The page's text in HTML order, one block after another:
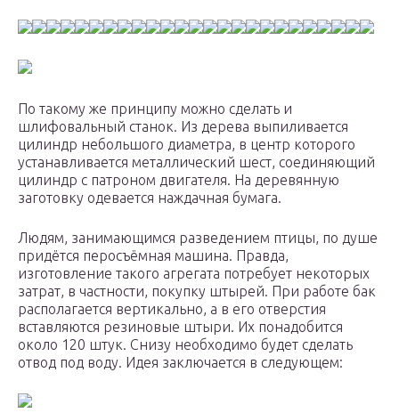
По такому же принципу можно сделать и
шлифовальный станок. Из дерева выпиливается
цилиндр небольшого диаметра, в центр которого
устанавливается металлический шест, соединяющий
цилиндр с патроном двигателя. На деревянную
заготовку одевается наждачная бумага.
Людям, занимающимся разведением птицы, по душе
придётся перосъёмная машина. Правда,
изготовление такого агрегата потребует некоторых
затрат, в частности, покупку штырей. При работе бак
располагается вертикально, а в его отверстия
вставляются резиновые штыри. Их понадобится
около 120 штук. Снизу необходимо будет сделать
отвод под воду. Идея заключается в следующем: